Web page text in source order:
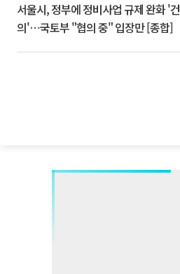
서울시, 정부에 정비사업 규제 완화 '건
의'⋯국토부 "협의 중" 입장만 [종합]